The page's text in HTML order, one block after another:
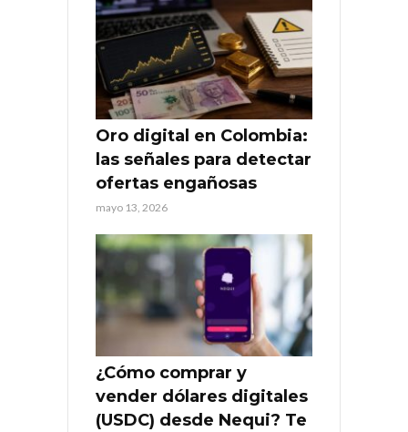
Oro digital en Colombia:
las señales para detectar
ofertas engañosas
mayo 13, 2026
¿Cómo comprar y
vender dólares digitales
(USDC) desde Nequi? Te